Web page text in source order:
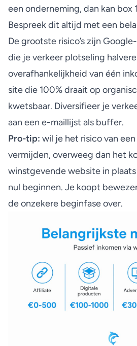
een onderneming, dan kan box
Bespreek dit altijd met een
De grootste risico’s zijn
die je verkeer plotseling
overafhankelijkheid van één
site die 100% draait op
kwetsbaar. Diversifieer je
aan een e-maillijst als buffer.
Pro-tip: wil je het risico van
vermijden, overweeg dan het
winstgevende website in
nul beginnen. Je koopt
de onzekere beginfase over.